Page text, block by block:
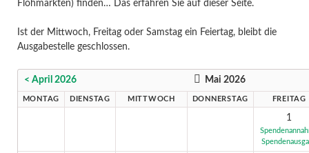
Flohmärkten) finden… Das erfahren Sie auf dieser Seite.
Ist der Mittwoch, Freitag oder Samstag ein Feiertag, bleibt die
Ausgabestelle geschlossen.
< April 2026 Mai 2026
MONTAG DIENSTAG MITTWOCH DONNERSTAG FREITAG
1